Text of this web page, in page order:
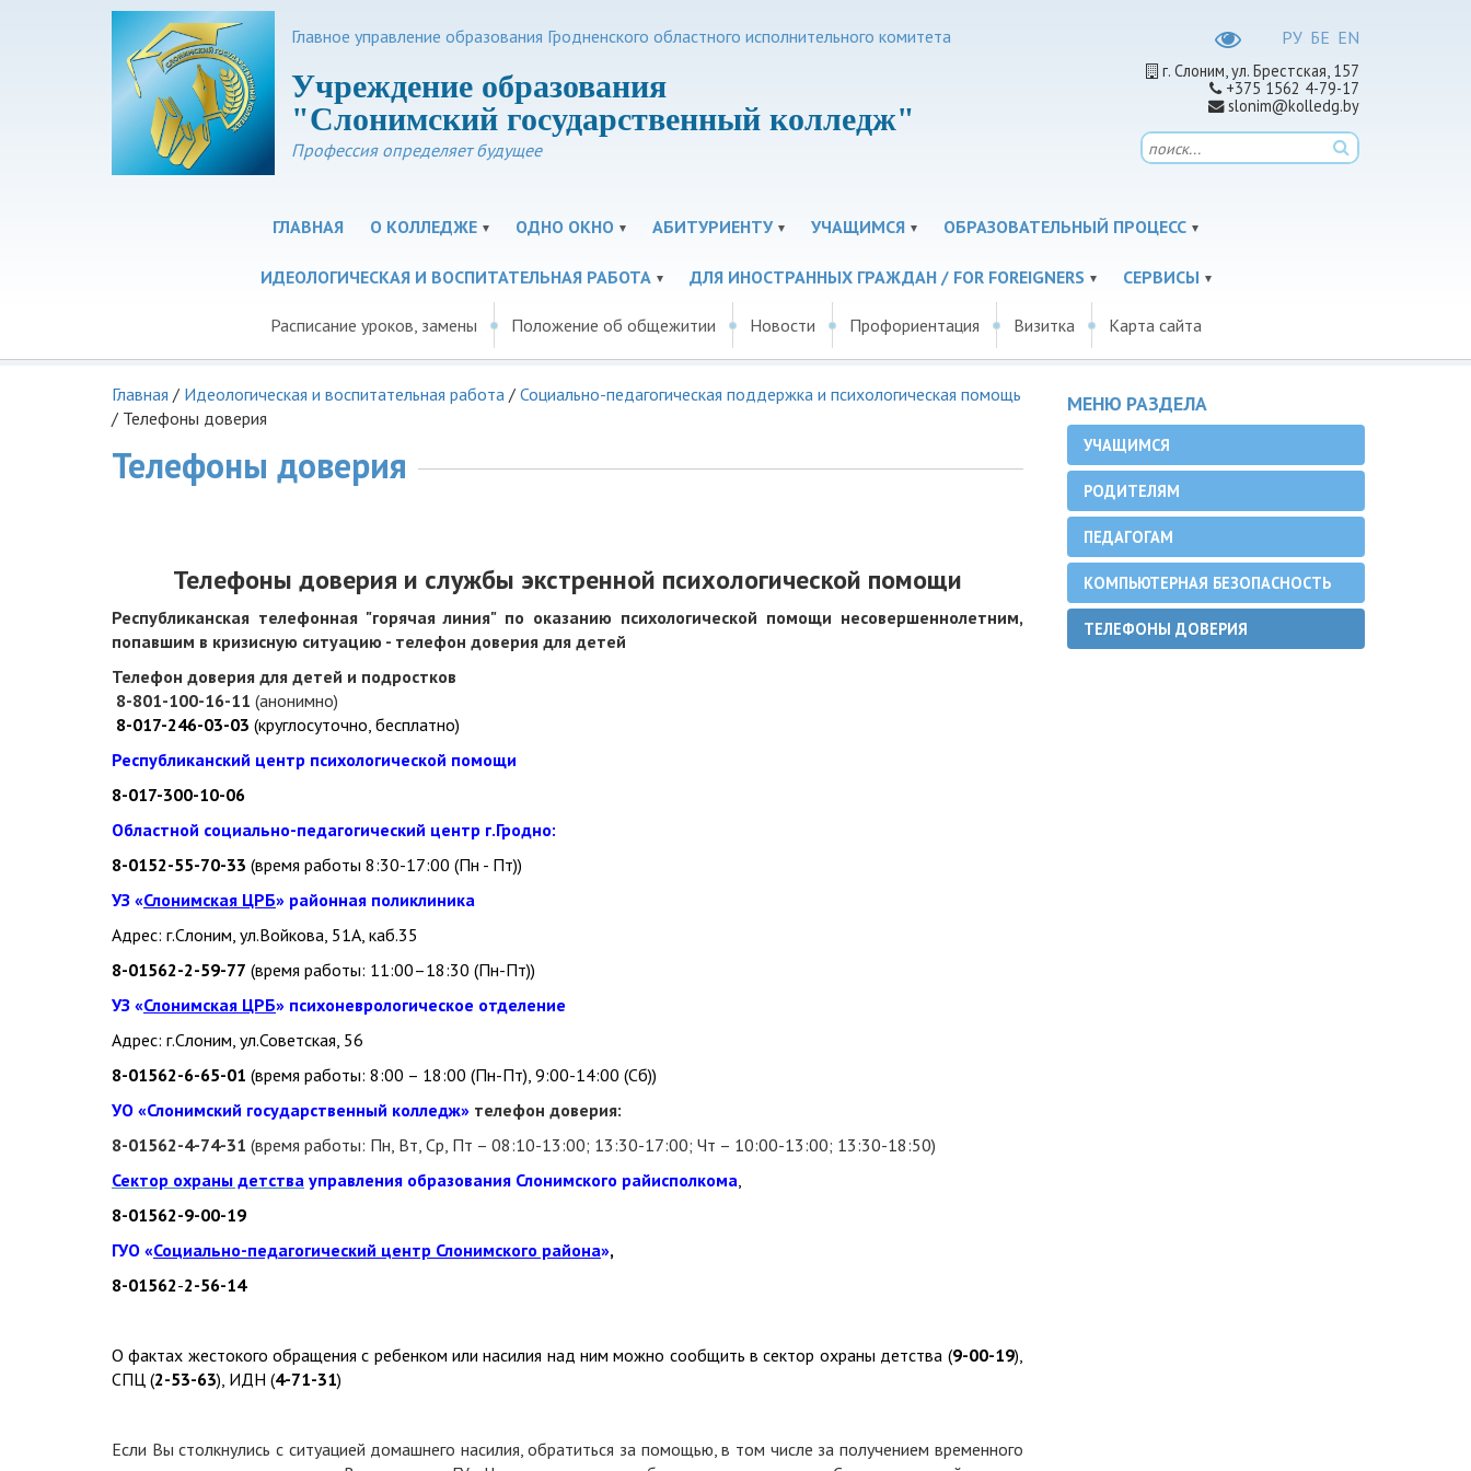
РУ БЕ EN
г. Слоним, ул. Брестская, 157
+375 1562 4-79-17
slonim@kolledg.by
Главное управление образования Гродненского областного исполнительного комитета
Учреждение образования
"Слонимский государственный колледж"
Профессия определяет будущее
ГЛАВНАЯ О КОЛЛЕДЖЕ ОДНО ОКНО АБИТУРИЕНТУ УЧАЩИМСЯ ОБРАЗОВАТЕЛЬНЫЙ ПРОЦЕСС
ИДЕОЛОГИЧЕСКАЯ И ВОСПИТАТЕЛЬНАЯ РАБОТА ДЛЯ ИНОСТРАННЫХ ГРАЖДАН / FOR FOREIGNERS СЕРВИСЫ
Расписание уроков, замены Положение об общежитии Новости Профориентация Визитка Карта сайта
Главная / Идеологическая и воспитательная работа / Социально-педагогическая поддержка и психологическая помощь
/ Телефоны доверия
Телефоны доверия
Телефоны доверия и службы экстренной психологической помощи
Республиканская телефонная "горячая линия" по оказанию психологической помощи несовершеннолетним,
попавшим в кризисную ситуацию - телефон доверия для детей
Телефон доверия для детей и подростков
8-801-100-16-11 (анонимно)
8-017-246-03-03 (круглосуточно, бесплатно)
Республиканский центр психологической помощи
8-017-300-10-06
Областной социально-педагогический центр г.Гродно:
8-0152-55-70-33 (время работы 8:30-17:00 (Пн - Пт))
УЗ «Слонимская ЦРБ» районная поликлиника
Адрес: г.Слоним, ул.Войкова, 51А, каб.35
8-01562-2-59-77 (время работы: 11:00–18:30 (Пн-Пт))
УЗ «Слонимская ЦРБ» психоневрологическое отделение
Адрес: г.Слоним, ул.Советская, 56
8-01562-6-65-01 (время работы: 8:00 – 18:00 (Пн-Пт), 9:00-14:00 (Сб))
УО «Слонимский государственный колледж» телефон доверия:
8-01562-4-74-31 (время работы: Пн, Вт, Ср, Пт – 08:10-13:00; 13:30-17:00; Чт – 10:00-13:00; 13:30-18:50)
Сектор охраны детства управления образования Слонимского райисполкома,
8-01562-9-00-19
ГУО «Социально-педагогический центр Слонимского района»,
8-01562-2-56-14
О фактах жестокого обращения с ребенком или насилия над ним можно сообщить в сектор охраны детства (9-00-19),
СПЦ (2-53-63), ИДН (4-71-31)
Если Вы столкнулись с ситуацией домашнего насилия, обратиться за помощью, в том числе за получением временного
МЕНЮ РАЗДЕЛА
УЧАЩИМСЯ
РОДИТЕЛЯМ
ПЕДАГОГАМ
КОМПЬЮТЕРНАЯ БЕЗОПАСНОСТЬ
ТЕЛЕФОНЫ ДОВЕРИЯ